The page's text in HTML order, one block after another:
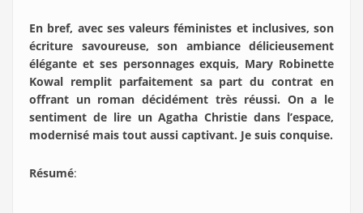
En bref, avec ses valeurs féministes et inclusives, son
écriture savoureuse, son ambiance délicieusement
élégante et ses personnages exquis, Mary Robinette
Kowal remplit parfaitement sa part du contrat en
offrant un roman décidément très réussi. On a le
sentiment de lire un Agatha Christie dans l’espace,
modernisé mais tout aussi captivant. Je suis conquise.
Résumé: